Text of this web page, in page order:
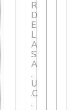
R
D
E
L
A
S
A
.
U
.C
.